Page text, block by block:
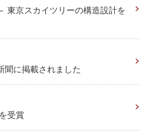
東京スカイツリーの構造設計を
聞に掲載されました
受賞